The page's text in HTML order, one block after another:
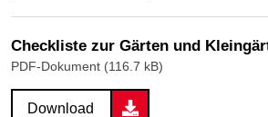
Checkliste zur Gärten und
PDF-Dokument (116.7 kB)
Download